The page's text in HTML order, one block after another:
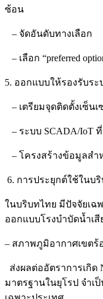
ซ้อน
– จัดอันดับทางเลือก
– เลือก “preferred
5. ออกแบบให้รองรับร
– เตรียมจุดติดตั้งเซ็นเ
– ระบบ SCADA/IoT
– โครงสร้างข้อมูลสำ
6. การประยุกต์ใช้ในบ
ในบริบทไทย มีปัจจัยเ
ออกแบบโรงบำบัดน้ำเ
– สภาพภูมิอากาศเขต
ส่งผลต่ออัตราการเกิด
มาตรฐานในยุโรป จำเ